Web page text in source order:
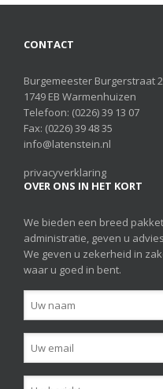
CONTACT
Burgemeester Burgerstraat
1749 EB Warmenhuizen
Telefoon: (0226) 39 13 07
Fax: (0226) 39 48 35
info@latenstein.nl
privacyverklaring
OVER ONS IN HET KORT
We bieden een breed
administratie, geven u
We geven u zekerheid in
waar u goed in bent.